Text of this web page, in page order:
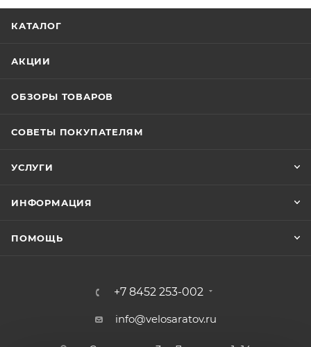
КАТАЛОГ
АКЦИИ
ОБЗОРЫ ТОВАРОВ
СОВЕТЫ ПОКУПАТЕЛЯМ
УСЛУГИ
ИНФОРМАЦИЯ
ПОМОЩЬ
+7 8452 253-002
info@velosaratov.ru